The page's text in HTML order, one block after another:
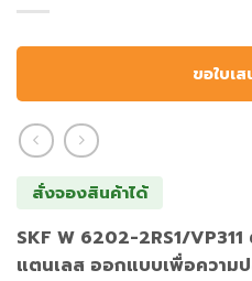
ขอใบเ
สั่งจองสินค้าได้
SKF W 6202-2RS1/
แตนเลส ออกแบบเพื่อความ